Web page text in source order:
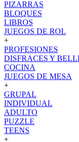
PIZARRAS
BLOQUES
LIBROS
JUEGOS DE ROL
+
PROFESIONES
DISFRACES Y
COCINA
JUEGOS DE MESA
+
GRUPAL
INDIVIDUAL
ADULTO
PUZZLE
TEENS
+